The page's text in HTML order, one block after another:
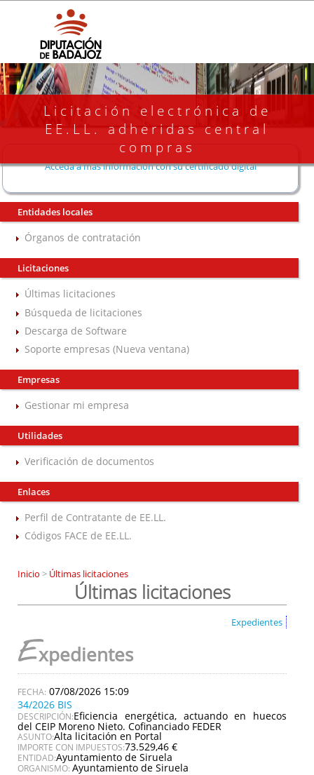
Licitación electrónica de
EE.LL. adheridas central
compras
Acceda a más información con su certificado digital
Entidades locales
Órganos de contratación
Licitaciones
Últimas licitaciones
Búsqueda de licitaciones
Descarga de Software
Soporte empresas (Nueva ventana)
Empresas
Gestionar mi empresa
Utilidades
Verificación de documentos
Enlaces
Perfil de Contratante de EE.LL.
Códigos FACE de EE.LL.
Inicio > Últimas licitaciones
Últimas licitaciones
Expedientes
Expedientes
07/08/2026 15:09
34/2026 BIS
DESCRIPCIÓN:Eficiencia energética, actuando en huecos
del CEIP Moreno Nieto. Cofinanciado FEDER
ASUNTO:Alta licitación en Portal
IMPORTE CON IMPUESTOS:73.529,46 €
ENTIDAD:Ayuntamiento de Siruela
ORGANISMO: Ayuntamiento de Siruela